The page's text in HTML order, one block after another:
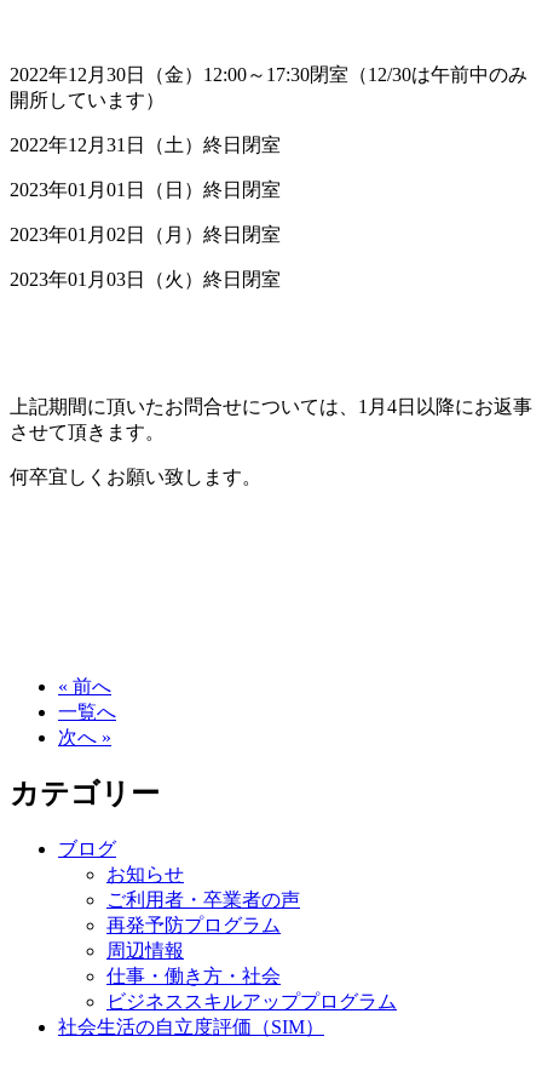
2022年12月30日（金）12:00～17:30閉室（12/30は午前中のみ
開所しています）
2022年12月31日（土）終日閉室
2023年01月01日（日）終日閉室
2023年01月02日（月）終日閉室
2023年01月03日（火）終日閉室
上記期間に頂いたお問合せについては、1月4日以降にお返事
させて頂きます。
何卒宜しくお願い致します。
« 前へ
一覧へ
次へ »
カテゴリー
ブログ
お知らせ
ご利用者・卒業者の声
再発予防プログラム
周辺情報
仕事・働き方・社会
ビジネススキルアッププログラム
社会生活の自立度評価（SIM）